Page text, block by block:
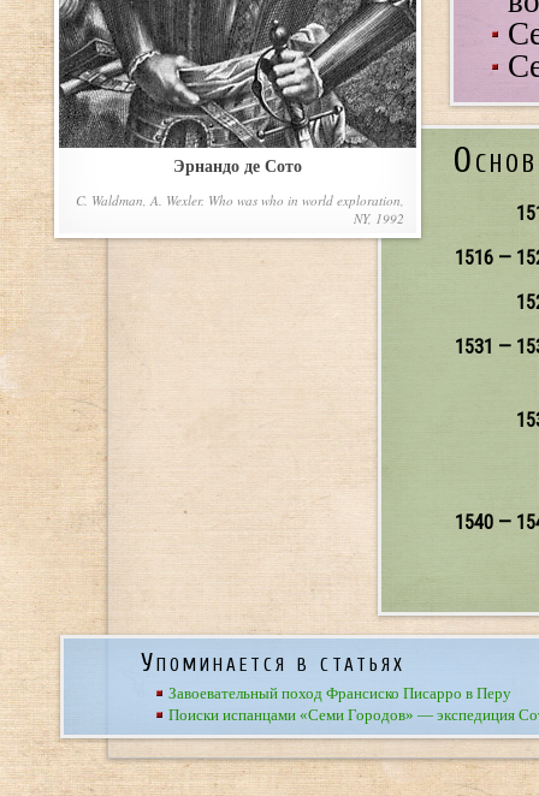
Эрнандо де Сото
C. Waldman, A. Wexler. Who was who in world exploration,
NY, 1992
1516 —
1531 —
1540 —
Упоминается в статьях
Завоевательный поход Франсиско Писарро в Перу
Поиски испанцами «Семи Городов» — экспедиция